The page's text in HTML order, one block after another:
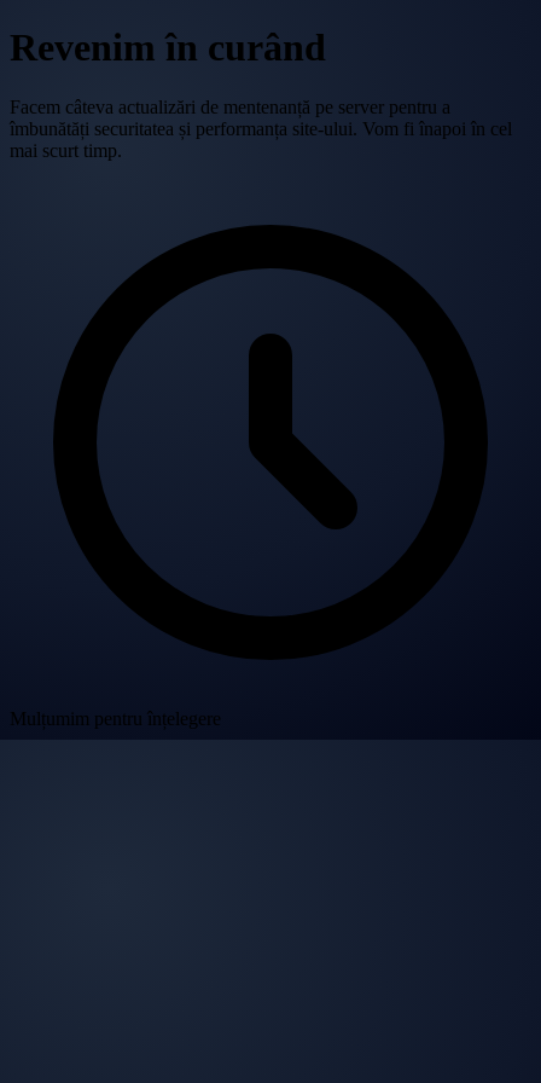
Revenim în curând
Facem câteva actualizări de mentenanță pe server pentru a
îmbunătăți securitatea și performanța site-ului. Vom fi înapoi în cel
mai scurt timp.
Mulțumim pentru înțelegere